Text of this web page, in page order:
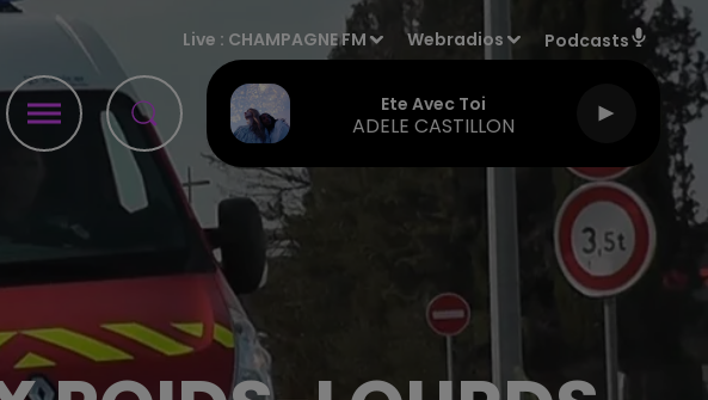
Live : CHAMPAGNE FM Webradios Podcasts
Ete Avec Toi
ADELE CASTILLON